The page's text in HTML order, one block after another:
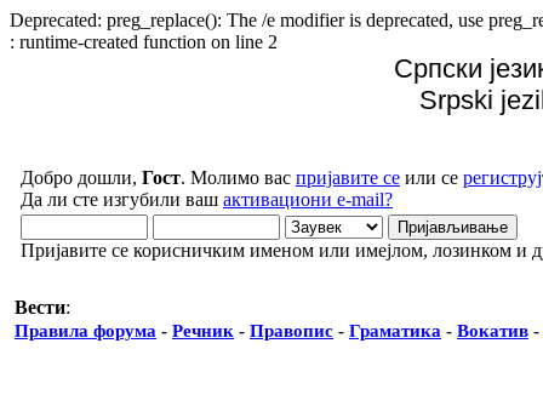
Deprecated: preg_replace(): The /e modifier is deprecated, use
: runtime-created function on line 2
Српски
Srpski
Добро дошли, Гост. Молимо вас пријавите се или се
Да ли сте изгубили ваш активациони e-mail?
Пријавите се корисничким именом или имејлом, лозинком и
Вести:
Правила форума - Речник - Правопис - Граматика - Вокатив -